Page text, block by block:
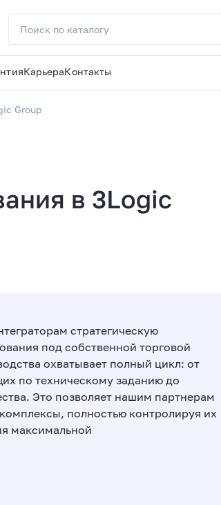
КарьераКонтакты
Group
в 3Logic
стратегическую
под собственной торговой
охватывает полный цикл: от
по техническому заданию до
Это позволяет нашим партнерам
полностью контролируя их
максимальной